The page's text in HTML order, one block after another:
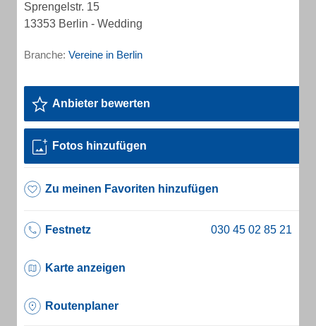
Sprengelstr. 15
13353 Berlin - Wedding
Branche: Vereine in Berlin
Anbieter bewerten
Fotos hinzufügen
Zu meinen Favoriten hinzufügen
Festnetz
Karte anzeigen
Routenplaner